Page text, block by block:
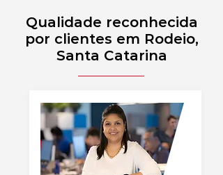
Qualidade reconhecida
por clientes em Rodeio,
Santa Catarina